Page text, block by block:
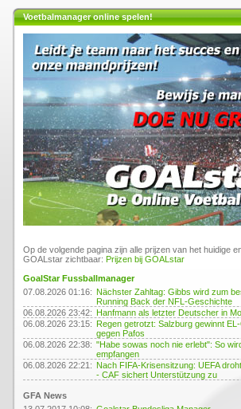
Voetbalmanager online spelen!
Op de volgende pagina zijn alle prijzen van het huidige
GOALstar zichtbaar: Prijzen bij GOALstar
GoalStar Fussballmanager
07.08.2026 01:16: Nächster Zahltag: Gibbs wird zum
Running Back der NFL-Geschichte
06.08.2026 23:42: Hanfmann als letzter Deutscher in
06.08.2026 23:15: Regen getrotzt: Salzburg gewinnt
gegen Pafos
06.08.2026 22:38: "Habe sowas noch nie erlebt": So
empfangen
06.08.2026 22:21: Nach FIFA-Krisensitzung: UEFA
- CAF sichert Unterstützung zu
GFA News